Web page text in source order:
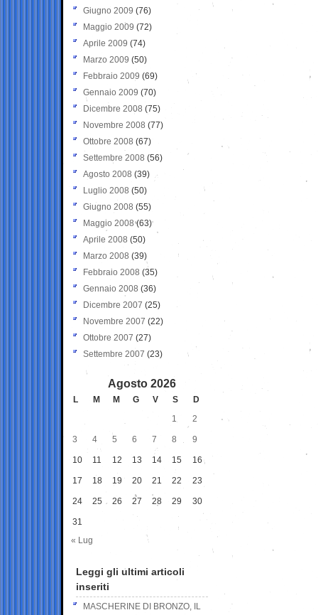
Giugno 2009 (76)
Maggio 2009 (72)
Aprile 2009 (74)
Marzo 2009 (50)
Febbraio 2009 (69)
Gennaio 2009 (70)
Dicembre 2008 (75)
Novembre 2008 (77)
Ottobre 2008 (67)
Settembre 2008 (56)
Agosto 2008 (39)
Luglio 2008 (50)
Giugno 2008 (55)
Maggio 2008(63)
Aprile 2008 (50)
Marzo 2008 (39)
Febbraio 2008 (35)
Gennaio 2008 (36)
Dicembre 2007 (25)
Novembre 2007 (22)
Ottobre 2007 (27)
Settembre 2007 (23)
Agosto 2026
L M M G V S
D
1
2
3 4 5 6 7 8 9
10 11 12 13 14 15 16
17 18 19 20 21 22 23
24 25 26 27 28 29 30
31
« Lug
Leggi gli ultimi articoli
inseriti
MASCHERINE DI BRONZO, IL